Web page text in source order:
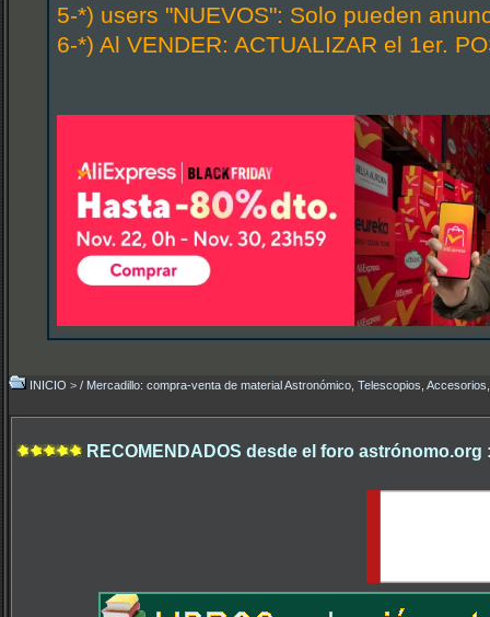
5-*) users "NUEVOS": Solo pueden
6-*) Al VENDER: ACTUALIZAR el 1er.
INICIO > / Mercadillo: compra-venta de material Astronómico, Telescopios,
RECOMENDADOS desde el foro astrónomo.org